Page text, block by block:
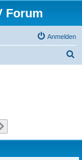
Forum
Anmelden